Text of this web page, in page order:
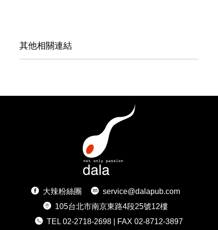
其他相關連結
大辣粉絲團
service@dalapub.com
105台北市南京東路4段25號12樓
TEL 02-2718-2698 | FAX 02-8712-3897